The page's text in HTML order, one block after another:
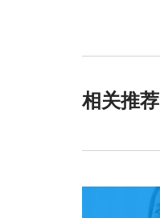
相关推荐